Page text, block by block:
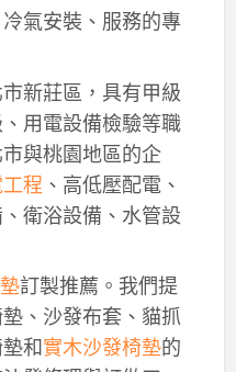
氣安裝、服務的專
新莊區，具有甲級
用電設備檢驗等職
與桃園地區的企
程 、高低壓配電、
衛浴設備、水管設
訂製推薦。我們提
、沙發布套、貓抓
和實木沙發椅墊的